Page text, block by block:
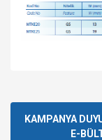
kullanarak
Görüş ve
KAMPANYA
E-